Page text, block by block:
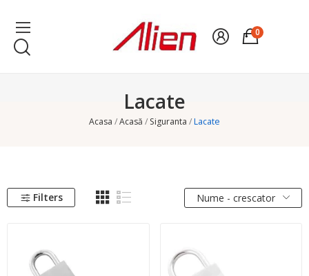
0
Lacate
Acasa Acasă Siguranta Lacate
Filters Nume - crescator